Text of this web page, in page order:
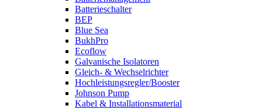
Batterieschalter
BEP
Blue Sea
BukhPro
Ecoflow
Galvanische Isolatoren
Gleich- & Wechselrichter
Hochleistungsregler/Booster
Johnson Pump
Kabel & Installationsmaterial